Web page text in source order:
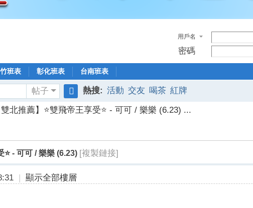
用戶名
密碼
班表 彰化班表 台南班表
帖子
搜
熱搜: 活動 交友 喝茶 紅牌
雙北推薦】⭐雙飛帝王享受⭐ - 可可 / 樂樂 (6.23) ...
⭐ - 可可 / 樂樂 (6.23) [複製鏈接]
| 顯示全部樓層